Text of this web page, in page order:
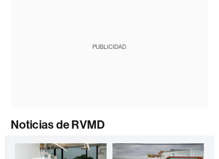
PUBLICIDAD
Noticias de RVMD